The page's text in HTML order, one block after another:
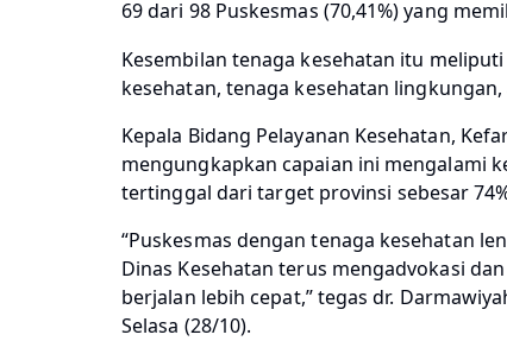
69 dari 98 Puskesmas (70,41%) yang
Kesembilan tenaga kesehatan itu
kesehatan, tenaga kesehatan
Kepala Bidang Pelayanan Kesehatan,
mengungkapkan capaian ini mengalami
tertinggal dari target provinsi sebesar
“Puskesmas dengan tenaga kesehatan
Dinas Kesehatan terus mengadvokasi
berjalan lebih cepat,” tegas dr.
Selasa (28/10).